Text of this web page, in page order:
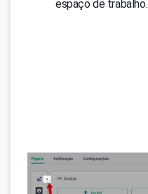
espaço de trabalho.